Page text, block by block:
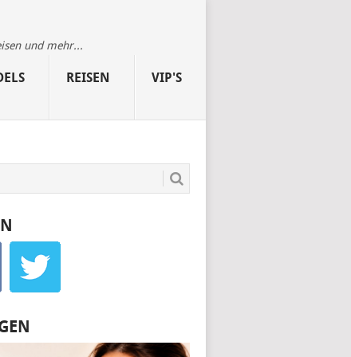
und mehr...
REISEN VIP'S